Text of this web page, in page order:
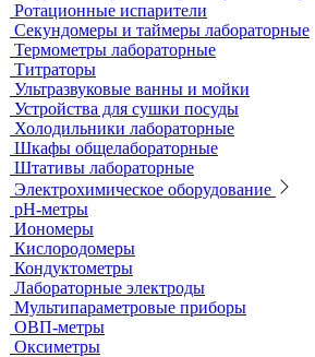
Лабораторные компрессоры
Лабораторные реакторы и
Приборы вакуумного
Рефрактометры, Поляриметры и
Ротационные испарители
Секундомеры и таймеры
Термометры лабораторные
Титраторы
Ультразвуковые ванны и мойки
Устройства для сушки посуды